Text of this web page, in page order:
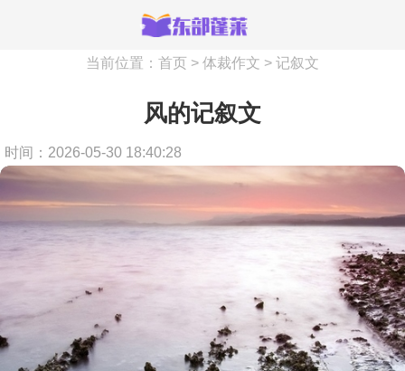
当前位置： 首页 > 体裁作文 > 记叙文
风的记叙文
时间：2026-05-30 18:40:28